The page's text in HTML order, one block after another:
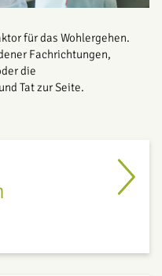
für das Wohlergehen.
Fachrichtungen,
die
Tat zur Seite.